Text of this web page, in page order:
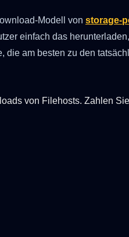
Modell von storage-
einfach das
die am besten zu den
von Filehosts. Zahlen